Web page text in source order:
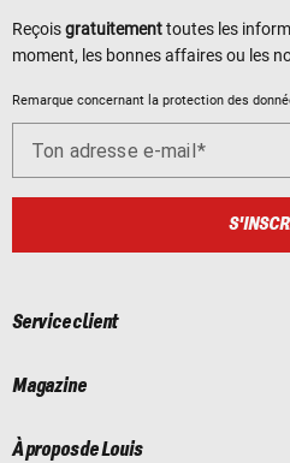
Reçoisgratuitementtoutes les
moment, les bonnes affaires ou les
Remarque concernant la protection des
Ton adresse e-mail
Service client
Magazine
À propos de Louis